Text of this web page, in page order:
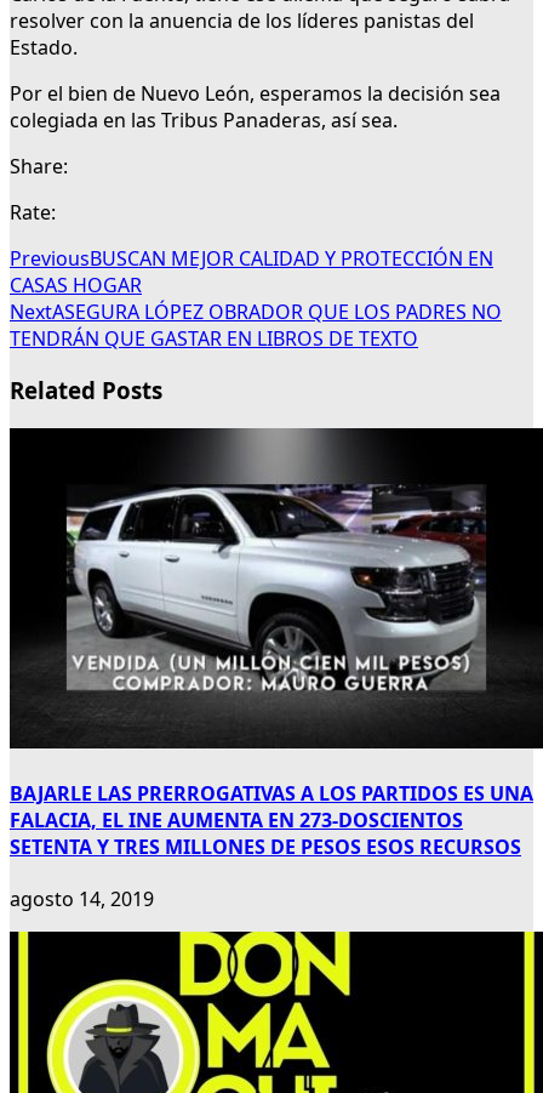
resolver con la anuencia de los líderes panistas del
Estado.
Por el bien de Nuevo León, esperamos la decisión sea
colegiada en las Tribus Panaderas, así sea.
Share:
Rate:
PreviousBUSCAN MEJOR CALIDAD Y PROTECCIÓN EN
CASAS HOGAR
NextASEGURA LÓPEZ OBRADOR QUE LOS PADRES NO
TENDRÁN QUE GASTAR EN LIBROS DE TEXTO
Related Posts
BAJARLE LAS PRERROGATIVAS A LOS PARTIDOS ES UNA
FALACIA, EL INE AUMENTA EN 273-DOSCIENTOS
SETENTA Y TRES MILLONES DE PESOS ESOS RECURSOS
agosto 14, 2019